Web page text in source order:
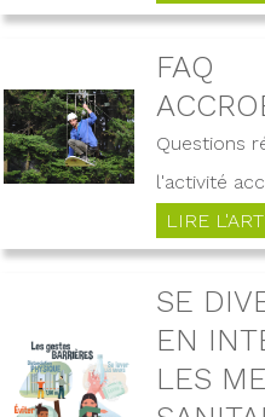
FAQ
Questions
l'activité
LIRE
SE
EN
LES